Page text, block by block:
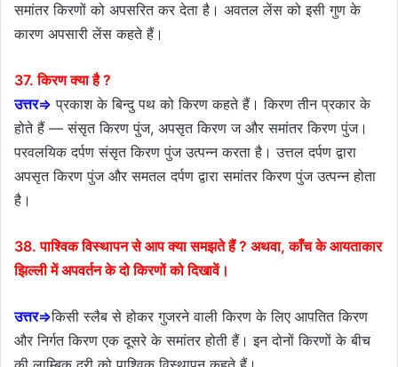
समांतर किरणों को अपसरित कर देता है। अवतल लेंस को इसी गुण के
कारण अपसारी लेंस कहते हैं।
37. किरण क्या है ?
उत्तर⇒ प्रकाश के बिन्दु पथ को किरण कहते हैं। किरण तीन प्रकार के
होते हैं — संसृत किरण पुंज, अपसृत किरण ज और समांतर किरण पुंज।
परवलयिक दर्पण संसृत किरण पुंज उत्पन्न करता है। उत्तल दर्पण द्वारा
अपसृत किरण पुंज और समतल दर्पण द्वारा समांतर किरण पुंज उत्पन्न होता
है।
38. पाश्विक विस्थापन से आप क्या समझते हैं ? अथवा, काँच के आयताकार
झिल्ली में अपवर्तन के दो किरणों को दिखावें।
उत्तर⇒किसी स्लैब से होकर गुजरने वाली किरण के लिए आपतित किरण
और निर्गत किरण एक दूसरे के समांतर होती हैं। इन दोनों किरणों के बीच